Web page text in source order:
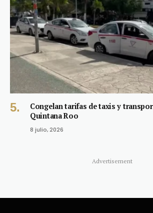
Congelan tarifas de taxis y
Quintana Roo
8 julio, 2026
Advertisement